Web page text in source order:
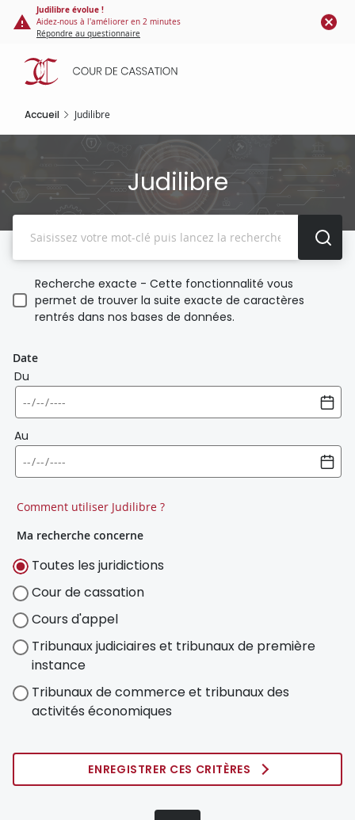
Panneau de gestion des cookies
contenu
principal
Judilibre évolue !
Aidez-nous à l'améliorer en 2 minutes
Répondre au questionnaire
Accueil Judilibre
Judilibre
Recherche exacte - Cette fonctionnalité vous
permet de trouver la suite exacte de caractères
rentrés dans nos bases de données.
Date
Du
Au
Comment utiliser Judilibre ?
Ma recherche concerne
Toutes les juridictions
Cour de cassation
Cours d'appel
Tribunaux judiciaires et tribunaux de première
instance
Tribunaux de commerce et tribunaux des
activités économiques
ENREGISTRER CES CRITÈRES